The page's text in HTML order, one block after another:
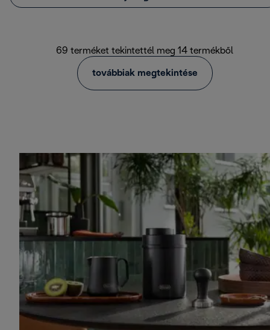
69 terméket tekintettél meg 14 termékből
továbbiak megtekintése